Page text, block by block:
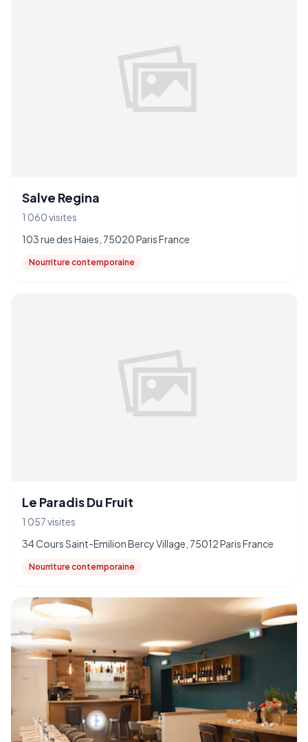
Salve Regina
1 060 visites
103 rue des Haies, 75020 Paris France
Nourriture contemporaine
Le Paradis Du Fruit
1 057 visites
34 Cours Saint-Emilion Bercy Village, 75012 Paris France
Nourriture contemporaine